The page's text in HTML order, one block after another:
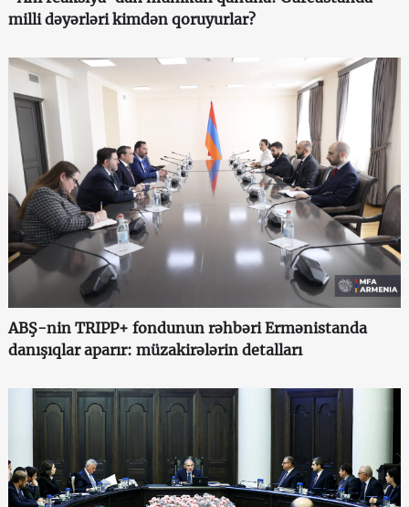
milli dəyərləri kimdən qoruyurlar?
ABŞ-nin TRIPP+ fondunun rəhbəri Ermənistanda
danışıqlar aparır: müzakirələrin detalları